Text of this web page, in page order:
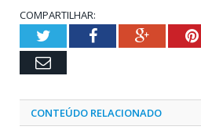
COMPARTILHAR:
TwitterFacebookGoogle+
Email
CONTEÚDO RELACIONADO